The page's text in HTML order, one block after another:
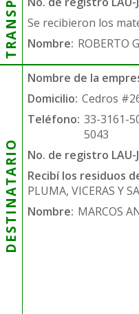
Se recibieron los
Nombre: ROBERTO
DESTINATARIO
Nombre de la
Domicilio: Cedros
Teléfono: 33-3161-
5043
No. de registro LAU-
Recibí los residuos
PLUMA, VICERAS Y
Nombre: MARCOS